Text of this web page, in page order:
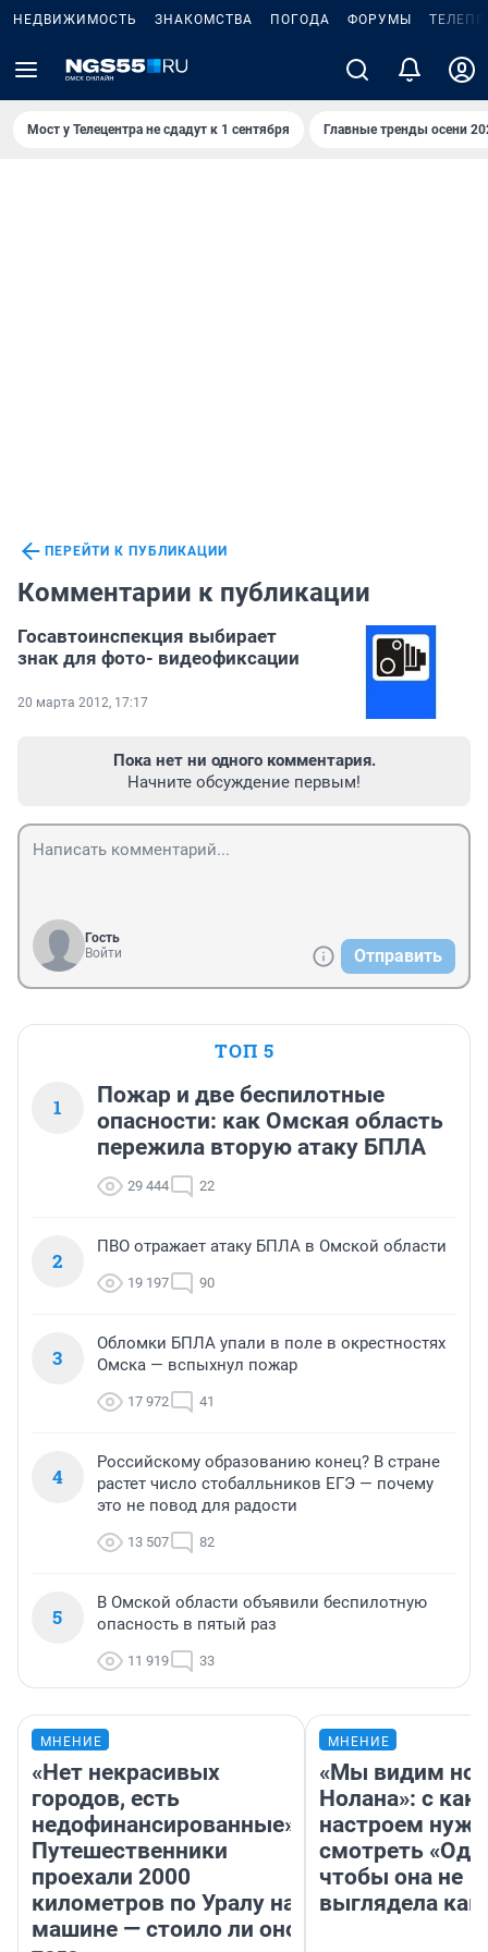
НЕДВИЖИМОСТЬ ЗНАКОМСТВА ПОГОДА ФОРУМЫ
Мост у Телецентра не сдадут к 1 сентября Главные тренды осени
ПЕРЕЙТИ К ПУБЛИКАЦИИ
Комментарии к публикации
Госавтоинспекция выбирает
знак для фото- видеофиксации
20 марта 2012, 17:17
Пока нет ни одного комментария.
Начните обсуждение первым!
Гость
Войти
Отправить
ТОП 5
1
Пожар и две беспилотные
опасности: как Омская область
пережила вторую атаку БПЛА
29 444 22
2
ПВО отражает атаку БПЛА в Омской области
19 197 90
3
Обломки БПЛА упали в поле в окрестностях
Омска — вспыхнул пожар
17 972 41
4
Российскому образованию конец? В стране
растет число стобалльников ЕГЭ — почему
это не повод для радости
13 507 82
5
В Омской области объявили беспилотную
опасность в пятый раз
11 919 33
МНЕНИЕ
«Нет некрасивых
городов, есть
недофинансированные».
Путешественники
проехали 2000
километров по Уралу на
машине — стоило ли оно
МНЕНИЕ
«Мы видим
Нолана»: с
настроем
смотреть
чтобы она не
выглядела как